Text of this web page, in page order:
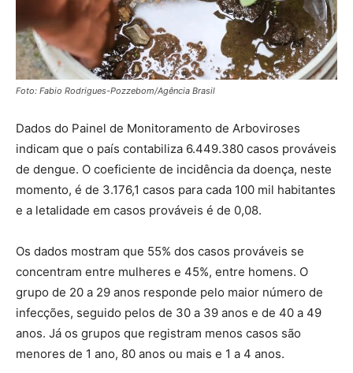
Foto: Fabio Rodrigues-Pozzebom/Agência Brasil
Dados do Painel de Monitoramento de Arboviroses
indicam que o país contabiliza 6.449.380 casos prováveis
de dengue. O coeficiente de incidência da doença, neste
momento, é de 3.176,1 casos para cada 100 mil habitantes
e a letalidade em casos prováveis é de 0,08.
Os dados mostram que 55% dos casos prováveis se
concentram entre mulheres e 45%, entre homens. O
grupo de 20 a 29 anos responde pelo maior número de
infecções, seguido pelos de 30 a 39 anos e de 40 a 49
anos. Já os grupos que registram menos casos são
menores de 1 ano, 80 anos ou mais e 1 a 4 anos.